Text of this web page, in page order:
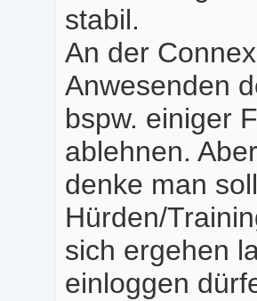
stabil.
An der
Anwesenden
bspw. einiger
ablehnen.
denke man
Hürden/
sich ergehen
einloggen